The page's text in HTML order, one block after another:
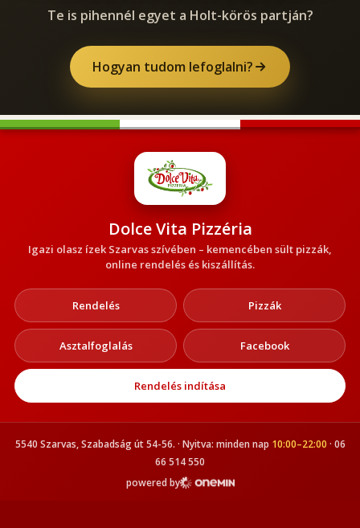
Te is pihennél egyet a Holt-körös partján?
Hogyan tudom lefoglalni?
Dolce Vita Pizzéria
Igazi olasz ízek Szarvas szívében – kemencében sült pizzák,
online rendelés és kiszállítás.
Rendelés Pizzák
Asztalfoglalás Facebook
Rendelés indítása
5540 Szarvas, Szabadság út 54-56. · Nyitva: minden nap 10:00–22:00 · 06
66 514 550
powered by